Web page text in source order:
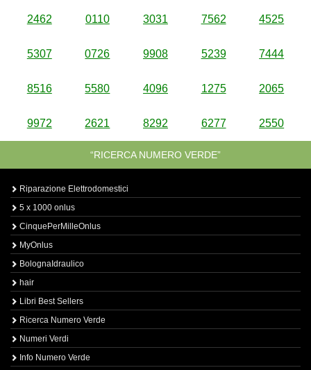
2462 0110 3031 7562 4525
5307 0726 9908 5239 7444
8516 5580 4096 1275 2065
9972 2621 8292 6277 2550
“RICERCA NUMERO VERDE”
Riparazione Elettrodomestici
5 x 1000 onlus
CinquePerMilleOnlus
MyOnlus
BolognaIdraulico
hair
Libri Best Sellers
Ricerca Numero Verde
Numeri Verdi
Info Numero Verde